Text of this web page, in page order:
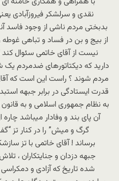
نقدی و سرلشکر فيروزآبادی
بدبختی مردم ناشی از وجود فاسد
از بيج و بن در فساد و تباهی
نيست از آقای خاتمی سئوال کند
داريد که ديکتاتورهای ضدمردم يک
مردم شوند ؟ راست اين است که
قدرت ايستادگی در برابر جبهه
به نظام جمهوری اسلامی و به
آن پای بند و وفادار ميباشد
گرگ و ميش” را در کنار تز
برساند ! آقای خاتمی با تز
جبهه دزدان و جنايتکاران ،
شده تاريخ که آزادی و